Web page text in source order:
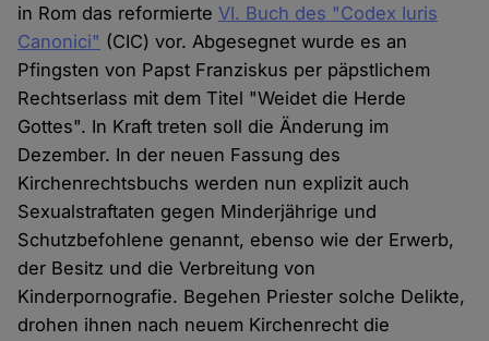
in Rom das reformierteVI. Buch des "Codex Iuris
Canonici" (CIC) vor. Abgesegnet wurde es an
Pfingsten von Papst Franziskus per päpstlichem
Rechtserlass mit dem Titel "Weidet die Herde
Gottes". In Kraft treten soll die Änderung im
Dezember. In der neuen Fassung des
Kirchenrechtsbuchs werden nun explizit auch
Sexualstraftaten gegen Minderjährige und
Schutzbefohlene genannt, ebenso wie der Erwerb,
der Besitz und die Verbreitung von
Kinderpornografie. Begehen Priester solche Delikte,
drohen ihnen nach neuem Kirchenrecht die